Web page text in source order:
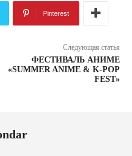
Pinterest
Следующая статья
ФЕСТИВАЛЬ АНИМЕ
«SUMMER ANIME & K-POP
FEST»